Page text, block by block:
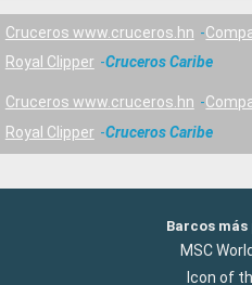
Cruceros www.cruceros.hn
Royal Clipper
Cruceros Caribe
Cruceros www.cruceros.hn
Royal Clipper
Cruceros Caribe
Barcos
MSC
Icon of